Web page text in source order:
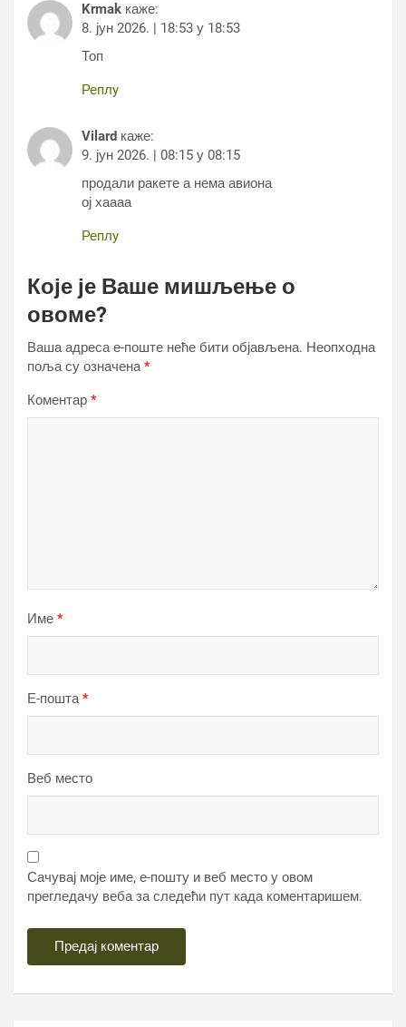
Krmak каже:
8. јун 2026. | 18:53 у 18:53
Топ
Реплy
Vilard каже:
9. јун 2026. | 08:15 у 08:15
продали ракете а нема авиона
ој хаааа
Реплy
Које је Ваше мишљење о
овоме?
Ваша адреса е-поште неће бити објављена. Неопходна
поља су означена*
Коментар *
Име *
Е-пошта*
Веб место
Сачувај моје име, е-пошту и веб место у овом
прегледачу веба за следећи пут када коментаришем.